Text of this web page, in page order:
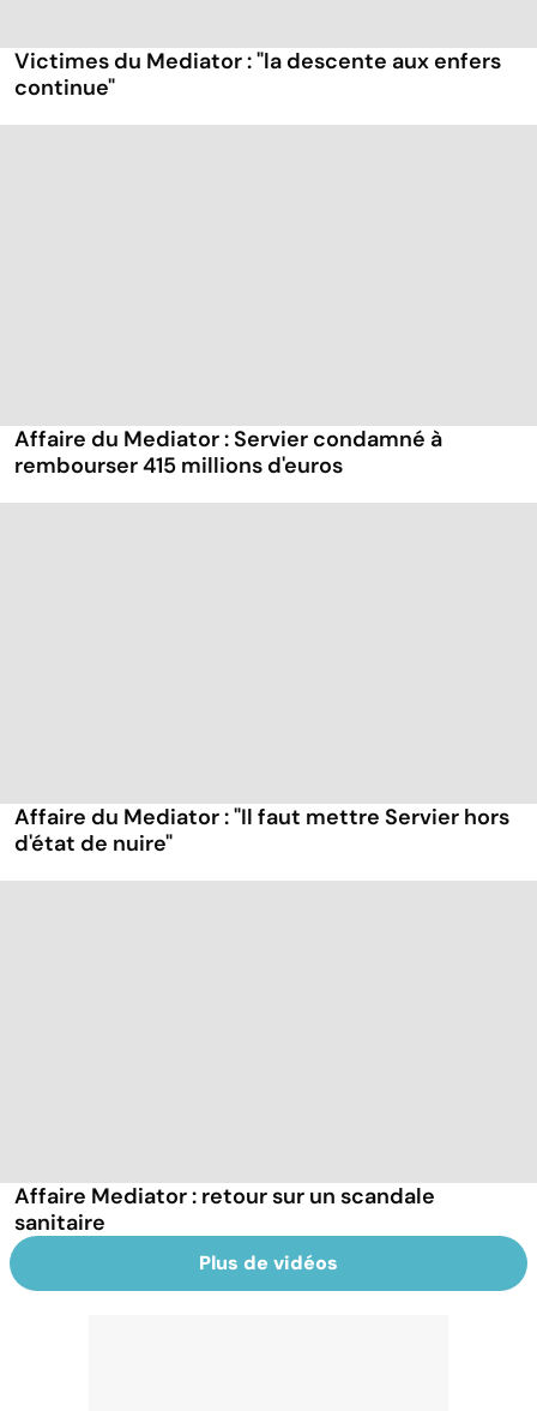
Victimes du Mediator : "la descente aux enfers
continue"
Affaire du Mediator : Servier condamné à
rembourser 415 millions d'euros
Affaire du Mediator : "Il faut mettre Servier hors
d'état de nuire"
Affaire Mediator : retour sur un scandale
sanitaire
Plus de vidéos